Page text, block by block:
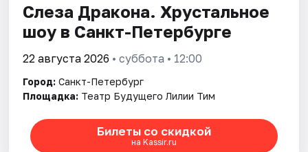
Слеза Дракона. Хрустальное
шоу в Санкт-Петербурге
22 августа 2026 • суббота • 12:00
Город: Санкт-Петербург
Площадка: Театр Будущего Лилии Тим
Билеты со скидкой
на Kassir.ru